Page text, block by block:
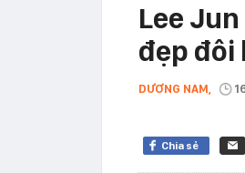
Lee
đẹp đôi
DƯƠNG NAM,
Chia sẻ